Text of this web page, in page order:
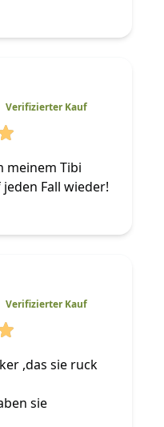
Verifizierter Kauf
meinem Tibi
Fall wieder!
Verifizierter Kauf
,das sie ruck
sie